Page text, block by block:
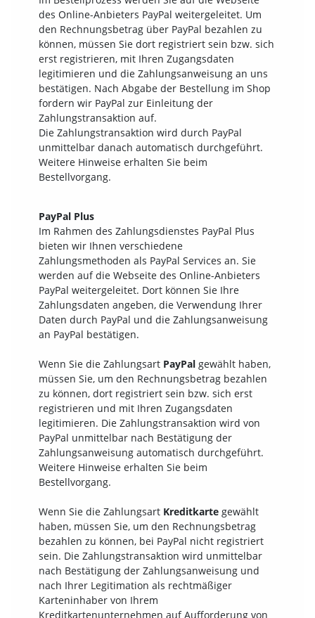
des Online-Anbieters PayPal weitergeleitet. Um
den Rechnungsbetrag über PayPal bezahlen zu
können, müssen Sie dort registriert sein bzw. sich
erst registrieren, mit Ihren Zugangsdaten
legitimieren und die Zahlungsanweisung an uns
bestätigen. Nach Abgabe der Bestellung im Shop
fordern wir PayPal zur Einleitung der
Zahlungstransaktion auf.
Die Zahlungstransaktion wird durch PayPal
unmittelbar danach automatisch durchgeführt.
Weitere Hinweise erhalten Sie beim
Bestellvorgang.
PayPal Plus
Im Rahmen des Zahlungsdienstes PayPal Plus
bieten wir Ihnen verschiedene
Zahlungsmethoden als PayPal Services an. Sie
werden auf die Webseite des Online-Anbieters
PayPal weitergeleitet. Dort können Sie Ihre
Zahlungsdaten angeben, die Verwendung Ihrer
Daten durch PayPal und die Zahlungsanweisung
an PayPal bestätigen.
Wenn Sie die Zahlungsart PayPal gewählt haben,
müssen Sie, um den Rechnungsbetrag bezahlen
zu können, dort registriert sein bzw. sich erst
registrieren und mit Ihren Zugangsdaten
legitimieren. Die Zahlungstransaktion wird von
PayPal unmittelbar nach Bestätigung der
Zahlungsanweisung automatisch durchgeführt.
Weitere Hinweise erhalten Sie beim
Bestellvorgang.
Wenn Sie die Zahlungsart Kreditkarte gewählt
haben, müssen Sie, um den Rechnungsbetrag
bezahlen zu können, bei PayPal nicht registriert
sein. Die Zahlungstransaktion wird unmittelbar
nach Bestätigung der Zahlungsanweisung und
nach Ihrer Legitimation als rechtmäßiger
Karteninhaber von Ihrem
Kreditkartenunternehmen auf Aufforderung von